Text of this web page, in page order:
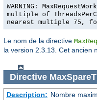
WARNING:
multiple of
nearest multiple 75,
Le nom de la directive
la version 2.3.13. Cet ancien
Directive
Description: Nombre